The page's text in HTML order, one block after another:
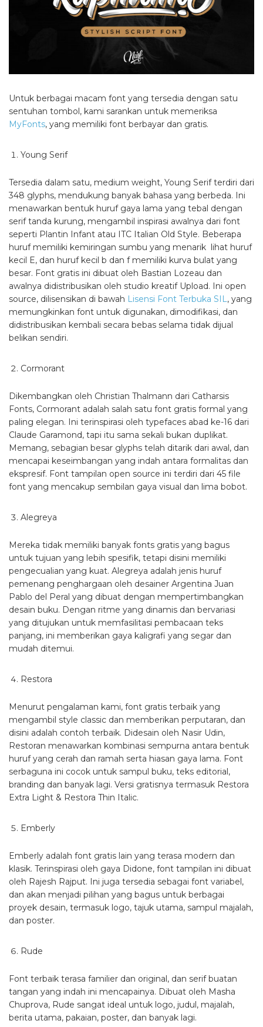
Untuk berbagai macam font yang tersedia dengan satu
sentuhan tombol, kami sarankan untuk memeriksa
MyFonts, yang memiliki font berbayar dan gratis.
Young Serif
Tersedia dalam satu, medium weight, Young Serif terdiri dari
348 glyphs, mendukung banyak bahasa yang berbeda. Ini
menawarkan bentuk huruf gaya lama yang tebal dengan
serif tanda kurung, mengambil inspirasi awalnya dari font
seperti Plantin Infant atau ITC Italian Old Style. Beberapa
huruf memiliki kemiringan sumbu yang menarik lihat huruf
kecil E, dan huruf kecil b dan f memiliki kurva bulat yang
besar. Font gratis ini dibuat oleh Bastian Lozeau dan
awalnya didistribusikan oleh studio kreatif Upload. Ini open
source, dilisensikan di bawah Lisensi Font Terbuka SIL, yang
memungkinkan font untuk digunakan, dimodifikasi, dan
didistribusikan kembali secara bebas selama tidak dijual
belikan sendiri.
Cormorant
Dikembangkan oleh Christian Thalmann dari Catharsis
Fonts, Cormorant adalah salah satu font gratis formal yang
paling elegan. Ini terinspirasi oleh typefaces abad ke-16 dari
Claude Garamond, tapi itu sama sekali bukan duplikat.
Memang, sebagian besar glyphs telah ditarik dari awal, dan
mencapai keseimbangan yang indah antara formalitas dan
ekspresif. Font tampilan open source ini terdiri dari 45 file
font yang mencakup sembilan gaya visual dan lima bobot.
Alegreya
Mereka tidak memiliki banyak fonts gratis yang bagus
untuk tujuan yang lebih spesifik, tetapi disini memiliki
pengecualian yang kuat. Alegreya adalah jenis huruf
pemenang penghargaan oleh desainer Argentina Juan
Pablo del Peral yang dibuat dengan mempertimbangkan
desain buku. Dengan ritme yang dinamis dan bervariasi
yang ditujukan untuk memfasilitasi pembacaan teks
panjang, ini memberikan gaya kaligrafi yang segar dan
mudah ditemui.
Restora
Menurut pengalaman kami, font gratis terbaik yang
mengambil style classic dan memberikan perputaran, dan
disini adalah contoh terbaik. Didesain oleh Nasir Udin,
Restoran menawarkan kombinasi sempurna antara bentuk
huruf yang cerah dan ramah serta hiasan gaya lama. Font
serbaguna ini cocok untuk sampul buku, teks editorial,
branding dan banyak lagi. Versi gratisnya termasuk Restora
Extra Light & Restora Thin Italic.
Emberly
Emberly adalah font gratis lain yang terasa modern dan
klasik. Terinspirasi oleh gaya Didone, font tampilan ini dibuat
oleh Rajesh Rajput. Ini juga tersedia sebagai font variabel,
dan akan menjadi pilihan yang bagus untuk berbagai
proyek desain, termasuk logo, tajuk utama, sampul majalah,
dan poster.
Rude
Font terbaik terasa familier dan original, dan serif buatan
tangan yang indah ini mencapainya. Dibuat oleh Masha
Chuprova, Rude sangat ideal untuk logo, judul, majalah,
berita utama, pakaian, poster, dan banyak lagi.